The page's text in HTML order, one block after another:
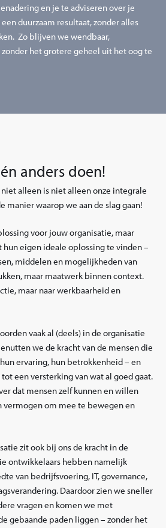
en je te adviseren over je
duurzaam resultaat, zonder alles
Zo blijven we wendbaar,
het grotere geheel uit het oog te
anders doen!
niet alleen is niet alleen onze integrale
manier waarop we aan de slag gaan!
voor jouw organisatie, maar
eigen ideale oplossing te vinden –
middelen en mogelijkheden van
maar maatwerk binnen context.
maar naar werkbaarheid en
vaak al (deels) in de organisatie
we de kracht van de mensen die
ervaring, hun betrokkenheid – en
een versterking van wat al goed gaat.
dat mensen zelf kunnen en willen
vermogen om mee te bewegen en
zit ook bij ons de kracht in de
ontwikkelaars hebben namelijk
van bedrijfsvoering, IT, governance,
Daardoor zien we sneller
vragen en komen we met
gebaande paden liggen – zonder het